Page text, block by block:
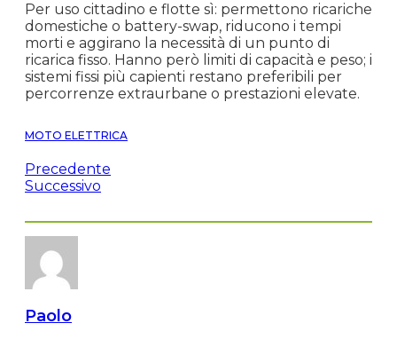
Per uso cittadino e flotte sì: permettono ricariche
domestiche o battery-swap, riducono i tempi
morti e aggirano la necessità di un punto di
ricarica fisso. Hanno però limiti di capacità e peso; i
sistemi fissi più capienti restano preferibili per
percorrenze extraurbane o prestazioni elevate.
MOTO ELETTRICA
Precedente
Successivo
Paolo